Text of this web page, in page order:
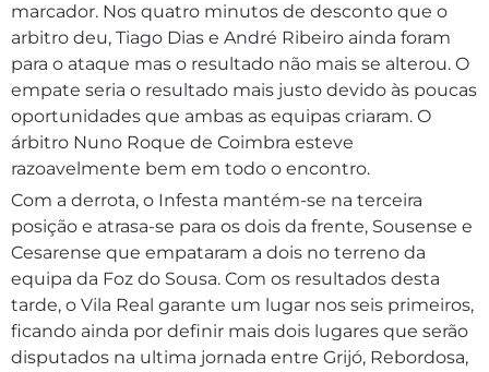
marcador. Nos quatro minutos de desconto que o
arbitro deu, Tiago Dias e André Ribeiro ainda foram
para o ataque mas o resultado não mais se alterou. O
empate seria o resultado mais justo devido às poucas
oportunidades que ambas as equipas criaram. O
árbitro Nuno Roque de Coimbra esteve
razoavelmente bem em todo o encontro.
Com a derrota, o Infesta mantém-se na terceira
posição e atrasa-se para os dois da frente, Sousense e
Cesarense que empataram a dois no terreno da
equipa da Foz do Sousa. Com os resultados desta
tarde, o Vila Real garante um lugar nos seis primeiros,
ficando ainda por definir mais dois lugares que serão
disputados na ultima jornada entre Grijó, Rebordosa,